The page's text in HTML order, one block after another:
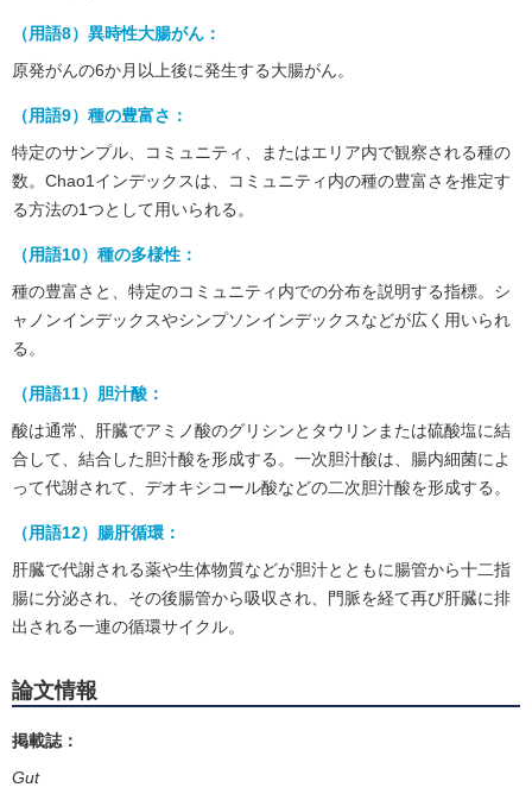
（用語8）異時性大腸がん：
原発がんの6か月以上後に発生する大腸がん。
（用語9）種の豊富さ：
特定のサンプル、コミュニティ、またはエリア内で観察される種の
数。Chao1インデックスは、コミュニティ内の種の豊富さを推定す
る方法の1つとして用いられる。
（用語10）種の多様性：
種の豊富さと、特定のコミュニティ内での分布を説明する指標。シ
ャノンインデックスやシンプソンインデックスなどが広く用いられ
る。
（用語11）胆汁酸：
酸は通常、肝臓でアミノ酸のグリシンとタウリンまたは硫酸塩に結
合して、結合した胆汁酸を形成する。一次胆汁酸は、腸内細菌によ
って代謝されて、デオキシコール酸などの二次胆汁酸を形成する。
（用語12）腸肝循環：
肝臓で代謝される薬や生体物質などが胆汁とともに腸管から十二指
腸に分泌され、その後腸管から吸収され、門脈を経て再び肝臓に排
出される一連の循環サイクル。
論文情報
掲載誌：
Gut